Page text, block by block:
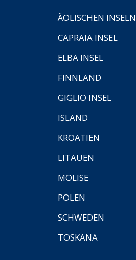
ÄOLISCHEN INSELN
CAPRAIA INSEL
ELBA INSEL
FINNLAND
GIGLIO INSEL
ISLAND
KROATIEN
LITAUEN
MOLISE
POLEN
SCHWEDEN
TOSKANA